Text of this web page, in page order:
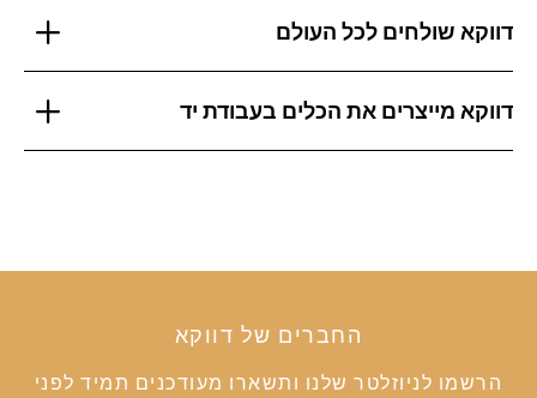
דווקא שולחים לכל העולם
דווקא מייצרים את הכלים בעבודת יד
החברים של דווקא
הרשמו לניוזלטר שלנו ותשארו מעודכנים תמיד לפני